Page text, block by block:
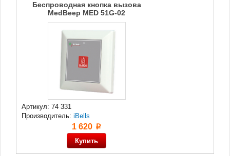
Беспроводная кнопка вызова
MedBeep MED 51G-02
Артикул: 74 331
Производитель: iBells
1 620 p